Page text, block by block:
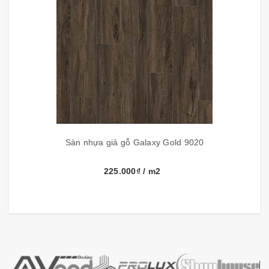
Thông số kỹ thuật:
Sàn nhựa giả gỗ Galaxy Gold 9020
225.000₫/ m2